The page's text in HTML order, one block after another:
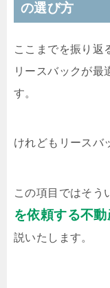
の選び方
ここまでを振り返
リースバックが最
す。
けれどもリースバ
この項目ではそう
を依頼する不
説いたします。